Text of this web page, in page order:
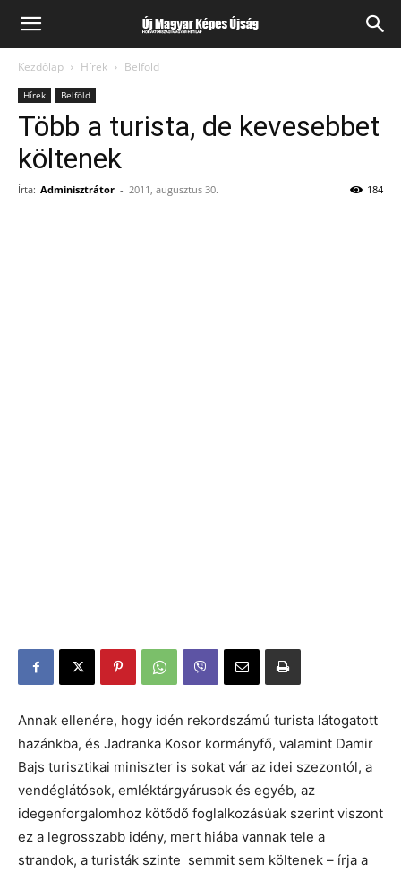
Kezdőlap Hírek Belföld
Hírek Belföld
Több a turista, de kevesebbet
költenek
Írta: Adminisztrátor - 2011, augusztus 30. 184
Annak ellenére, hogy idén rekordszámú turista látogatott
hazánkba, és Jadranka Kosor kormányfő, valamint Damir
Bajs turisztikai miniszter is sokat vár az idei szezontól, a
vendéglátósok, emléktárgyárusok és egyéb, az
idegenforgalomhoz kötődő foglalkozásúak szerint viszont
ez a legrosszabb idény, mert hiába vannak tele a
strandok, a turisták szinte semmit sem költenek – írja a